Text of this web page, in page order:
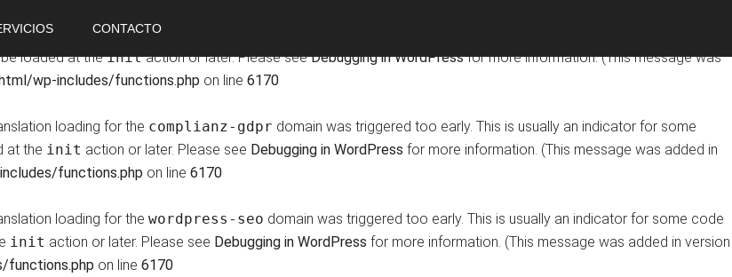
loading for the yet-another-stars-rating
be loaded at theinitaction or later. Please seeDebugging in WordPressfor more information. (This message was
wp-includes/functions.php on line 6170
loading for the complianz-gdpr domain was triggered too early. This is usually an indicator for some
at the init action or later. Please see Debugging in WordPress for more information. (This message was added in
functions.php on line 6170
loading for the wordpress-seo domain was triggered too early. This is usually an indicator for some code
init action or later. Please see Debugging in WordPress for more information. (This message was added in version
functions.php on line 6170
CONTACTO